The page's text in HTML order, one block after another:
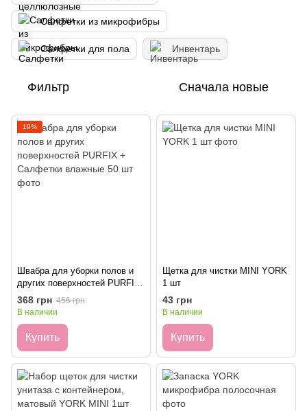
Салфетки из микрофибры
Салфетки для пола Инвентарь
Фильтр Сначала новые
19%
Швабра для уборки полов и
других поверхностей PURFIX
+ Салфетки влажные 50 шт
368 грн 456 грн
В наличии
Купить
Щетка для чистки MINI YORK
1 шт
43 грн
В наличии
Купить